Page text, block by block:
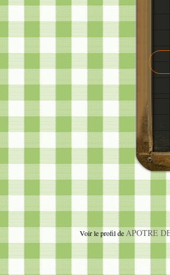
Voir le profil deAPOTRE